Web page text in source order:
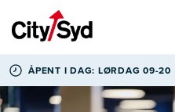
ÅPENT I DAG: LØRDAG 09-20